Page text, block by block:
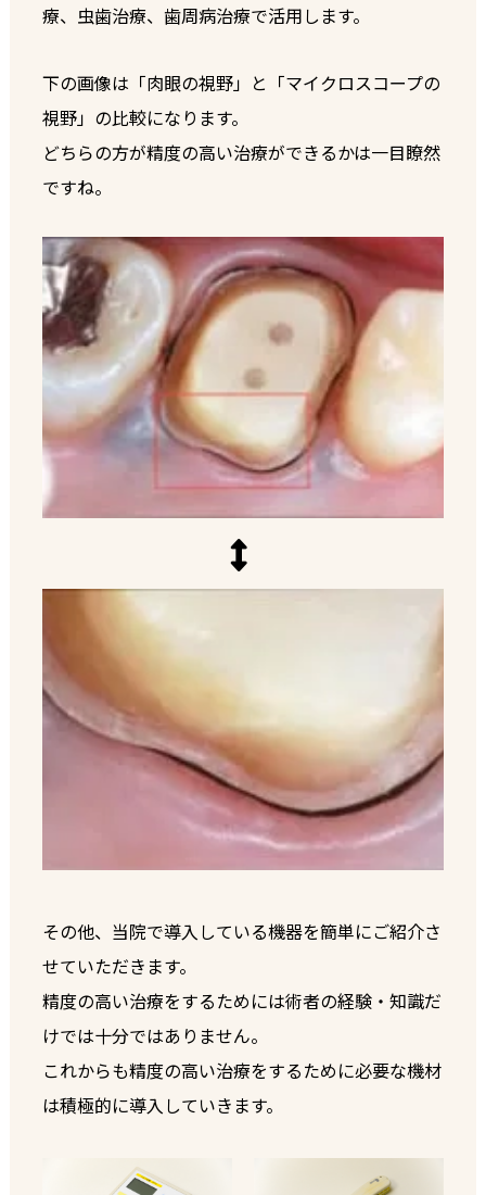
療、虫歯治療、歯周病治療で活用します。
下の画像は「肉眼の視野」と「マイクロスコープの
視野」の比較になります。
どちらの方が精度の高い治療ができるかは一目瞭然
ですね。
その他、当院で導入している機器を簡単にご紹介さ
せていただきます。
精度の高い治療をするためには術者の経験・知識だ
けでは十分ではありません。
これからも精度の高い治療をするために必要な機材
は積極的に導入していきます。